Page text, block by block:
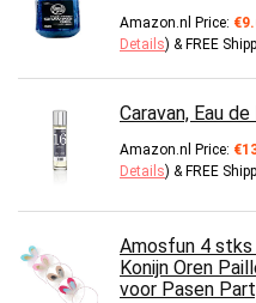
Amazon.nl Price: €
Details) & FREE
Caravan, Eau
Amazon.nl Price: €
Details) & FREE
Amosfun 4 stks
Konijn Oren
voor Pasen